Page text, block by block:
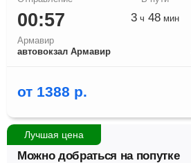
00:57
Армавир
автовокзал Армавир
3 ч 48 мин
от 1388 р.
Лучшая цена
Можно добраться на попутке